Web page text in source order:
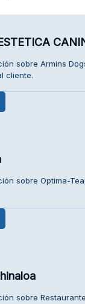
sobre Armins
cliente.
sobre Optima-
sobre